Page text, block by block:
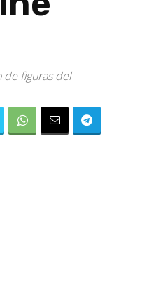
de figuras del